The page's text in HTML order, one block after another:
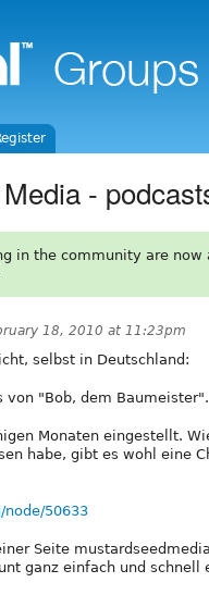
-
in the community are now
18, 2010 at 11:23pm
selbst in Deutschland:
von "Bob, dem Baumeister".
Monaten eingestellt.
habe, gibt es wohl eine
node/50633
Seite
ganz einfach und schnell